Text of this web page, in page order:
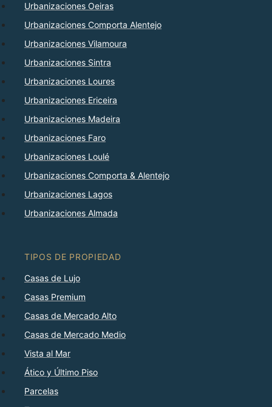
Urbanizaciones Oeiras
Urbanizaciones Comporta Alentejo
Urbanizaciones Vilamoura
Urbanizaciones Sintra
Urbanizaciones Loures
Urbanizaciones Ericeira
Urbanizaciones Madeira
Urbanizaciones Faro
Urbanizaciones Loulé
Urbanizaciones Comporta & Alentejo
Urbanizaciones Lagos
Urbanizaciones Almada
TIPOS DE PROPIEDAD
Casas de Lujo
Casas Premium
Casas de Mercado Alto
Casas de Mercado Medio
Vista al Mar
Ático y Último Piso
Parcelas